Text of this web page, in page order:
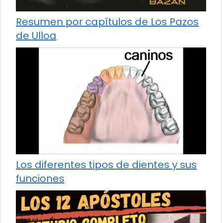
Resumen por capítulos de Los Pazos
de Ulloa
Los diferentes tipos de dientes y sus
funciones